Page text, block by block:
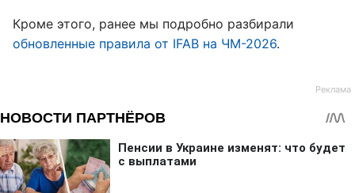
Кроме этого, ранее мы подробно разбирали
обновленные правила от IFAB на ЧМ-2026.